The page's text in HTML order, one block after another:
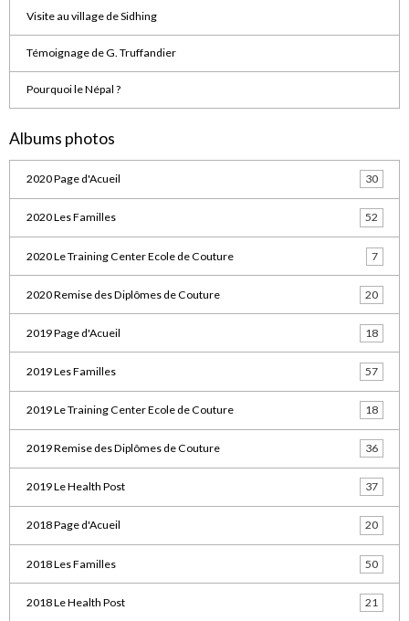
Visite au village de Sidhing
Témoignage de G. Truffandier
Pourquoi le Népal ?
Albums photos
2020 Page d'Acueil 30
2020 Les Familles 52
2020 Le Training Center Ecole de Couture 7
2020 Remise des Diplômes de Couture 20
2019 Page d'Acueil 18
2019 Les Familles 57
2019 Le Training Center Ecole de Couture 18
2019 Remise des Diplômes de Couture 36
2019 Le Health Post 37
2018 Page d'Acueil 20
2018 Les Familles 50
2018 Le Health Post 21